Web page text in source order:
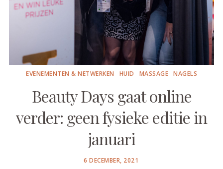
EVENEMENTEN & NETWERKEN HUID MASSAGE NAGELS
Beauty Days gaat online
verder: geen fysieke editie in
januari
POSTED
6 DECEMBER, 2021